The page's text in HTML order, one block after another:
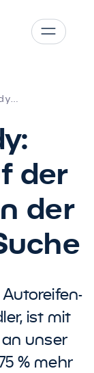
der
der
ist mit
unser
% mehr